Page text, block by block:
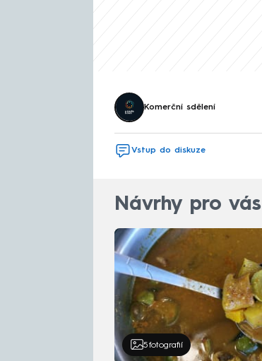
Komerční sdělení
Vstup do diskuze
Návrhy pro vás
5 fotografií